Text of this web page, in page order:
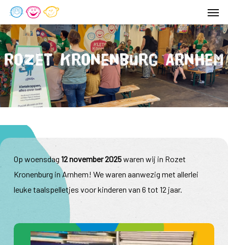
Skip
to
main
content
Menu
Rozet Kronenburg Arnhem
Op woensdag 12 november 2025waren wij in Rozet
Kronenburg in Arnhem! We waren aanwezig met allerlei
leuke taalspelletjes voor kinderen van 6 tot 12 jaar.